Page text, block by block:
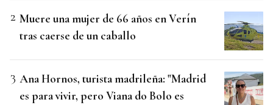
Muere una mujer de 66 años en Verín
tras caerse de un caballo
Ana Hornos, turista madrileña: "Madrid
es para vivir, pero Viana do Bolo es